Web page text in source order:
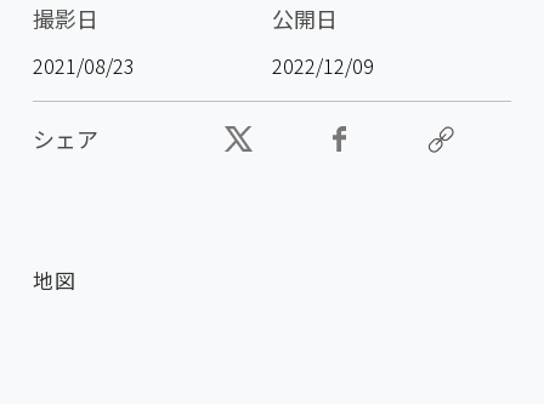
撮影日
2021/08/23
公開日
2022/12/09
シェア
地図